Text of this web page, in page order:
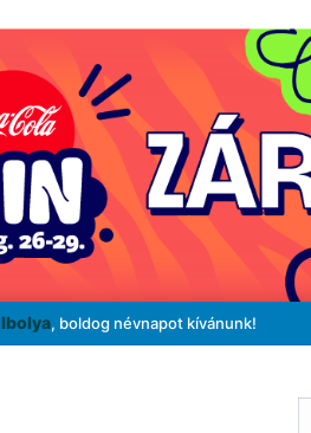
Ibolya, boldog névnapot kívánunk!